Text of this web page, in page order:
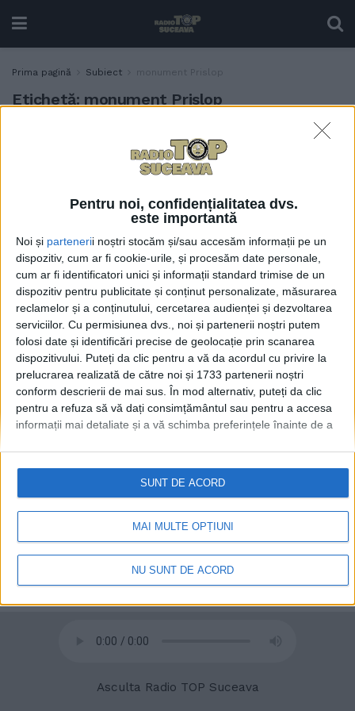
Pentru noi, confidențialitatea dvs.
este importantă
Noi și partenerii noștri stocăm și/sau accesăm informații pe un
dispozitiv, cum ar fi cookie-urile, și procesăm date personale,
cum ar fi identificatori unici și informații standard trimise de un
dispozitiv pentru publicitate și conținut personalizate, măsurarea
reclamelor și a conținutului, cercetarea audienței și dezvoltarea
serviciilor. Cu permisiunea dvs., noi și partenerii noștri putem
folosi date și identificări precise de geolocație prin scanarea
dispozitivului. Puteți da clic pentru a vă da acordul cu privire la
prelucrarea realizată de către noi și 1733 partenerii noștri
conform descrierii de mai sus. În mod alternativ, puteți da clic
pentru a refuza să vă dați consimțământul sau pentru a accesa
informații mai detaliate și a vă schimba preferințele înainte de a
retrageți consimțământul în orice moment, revenind la acest site
și făcând clic pe butonul "Confidențialitate" din partea de jos a
paginii web.
MAI MULTE OPȚIUNI
NU SUNT DE ACORD
SUNT DE ACORD
Prima pagină Subiect monument Prislop
Etichetă: monument Prislop
Un monument al
constructorului
necunoscut, lăsat de
4 SEPTEMBRIE, 2025
© 2020 Radio TOP Suceava 104 FM
Asculta Radio TOP Suceava